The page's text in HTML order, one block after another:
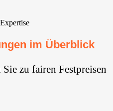
im Überblick
zu fairen Festpreisen